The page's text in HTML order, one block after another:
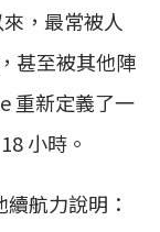
，最常被人
甚至被其他陣
重新定義了一
小時。
航力說明：